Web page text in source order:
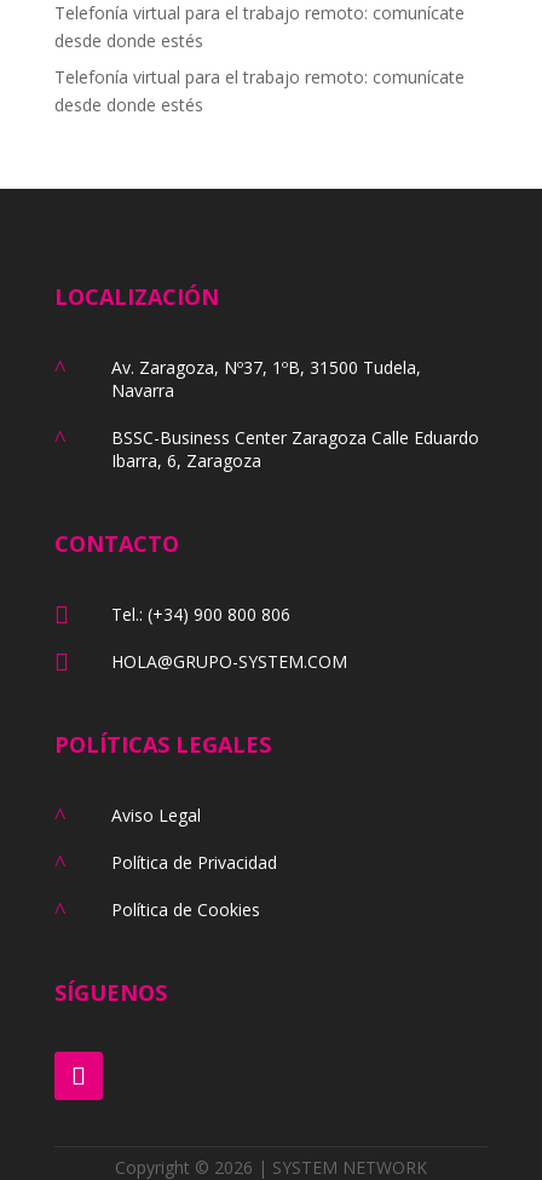
Telefonía virtual para el trabajo remoto: comunícate
desde donde estés
Telefonía virtual para el trabajo remoto: comunícate
desde donde estés
LOCALIZACIÓN
^
Av. Zaragoza, Nº37, 1ºB, 31500 Tudela,
Navarra
^
BSSC-Business Center Zaragoza Calle Eduardo
Ibarra, 6, Zaragoza
CONTACTO
 Tel.: (+34) 900 800 806
 HOLA@GRUPO-SYSTEM.COM
POLÍTICAS LEGALES
^ Aviso Legal
^ Política de Privacidad
^ Política de Cookies
SÍGUENOS
Copyright © 2026 | SYSTEM NETWORK